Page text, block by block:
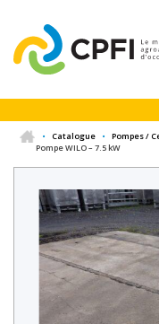
• Catalogue • Pompes /
Pompe WILO – 7.5 kW